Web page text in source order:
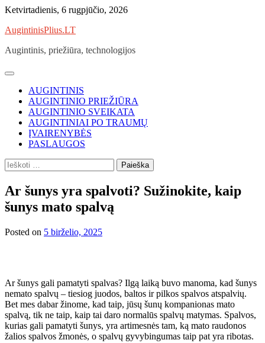
Skip
content
Ketvirtadienis, 6 rugpjūčio, 2026
AugintinisPlius.LT
Augintinis, priežiūra, technologijos
AUGINTINIS
AUGINTINIO PRIEŽIŪRA
AUGINTINIO SVEIKATA
AUGINTINIAI PO TRAUMŲ
ĮVAIRENYBĖS
PASLAUGOS
Ieškoti:
Ar šunys yra spalvoti? Sužinokite, kaip
šunys mato spalvą
Posted on 5 birželio, 2025
Ar šunys gali pamatyti spalvas? Ilgą laiką buvo manoma, kad šunys
nemato spalvų – tiesiog juodos, baltos ir pilkos spalvos atspalvių.
Bet mes dabar žinome, kad taip, jūsų šunų kompanionas mato
spalvą, tik ne taip, kaip tai daro normalūs spalvų matymas. Spalvos,
kurias gali pamatyti šunys, yra artimesnės tam, ką mato raudonos
žalios spalvos žmonės, o spalvų gyvybingumas taip pat yra ribotas.